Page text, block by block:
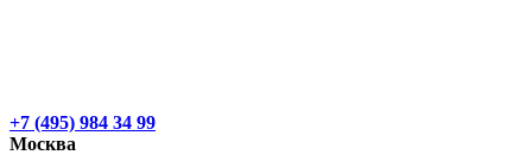
+7 (495) 984 34 99
Москва